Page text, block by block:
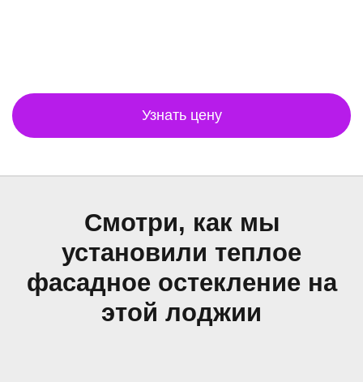
Узнать цену
Смотри, как мы
установили теплое
фасадное остекление на
этой лоджии